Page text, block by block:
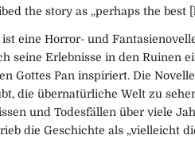
the story as „perhaps the best
ist eine Horror- und
seine Erlebnisse in den Ruinen
Gottes Pan inspiriert. Die
die übernatürliche Welt zu
und Todesfällen über viele
die Geschichte als „vielleicht